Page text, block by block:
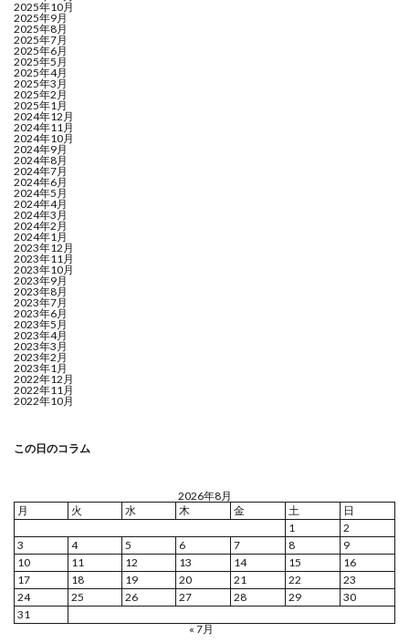
2025年10月
2025年9月
2025年8月
2025年7月
2025年6月
2025年5月
2025年4月
2025年3月
2025年2月
2025年1月
2024年12月
2024年11月
2024年10月
2024年9月
2024年8月
2024年7月
2024年6月
2024年5月
2024年4月
2024年3月
2024年2月
2024年1月
2023年12月
2023年11月
2023年10月
2023年9月
2023年8月
2023年7月
2023年6月
2023年5月
2023年4月
2023年3月
2023年2月
2023年1月
2022年12月
2022年11月
2022年10月
この日のコラム
2026年8月
月
火 水 木 金 土
日
1
2
3
4 5 6 7 8
9
10
11 12 13 14 15
16
17
18 19 20 21 22
23
24
25 26 27 28 29
30
31
« 7月